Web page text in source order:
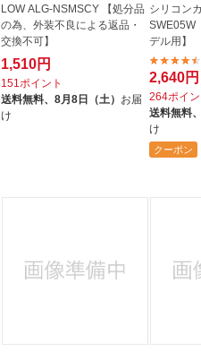
LOW ALG-NSMSCY 【処分品
の為、外装不良による返品・
交換不可】
1,510円
151ポイント
送料無料、 8月8日（土） お届
け
シリコン
SWE05W
デル用】
2,640円
264ポイン
送料無料
け
クーポン